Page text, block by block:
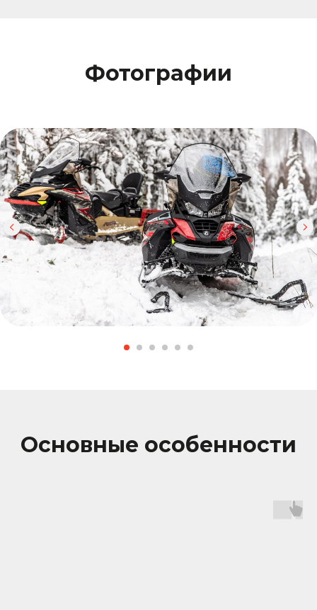
Фотографии
Основные особенности